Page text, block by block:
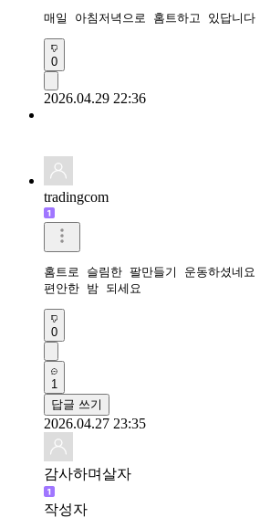
매일 아침저녁으로 홈트하고 있답니다
0
2026.04.29 22:36
tradingcom
홈트로 슬림한 팔만들기 운동하셨네요
편안한 밤 되세요
0
1
답글 쓰기
2026.04.27 23:35
감사하며살자
작성자